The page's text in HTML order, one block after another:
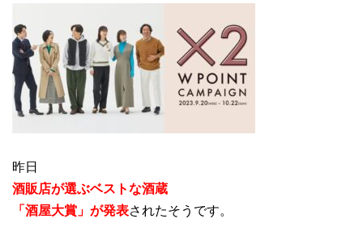
昨日
酒販店が選ぶベストな酒蔵
「酒屋大賞」が発表されたそうです。